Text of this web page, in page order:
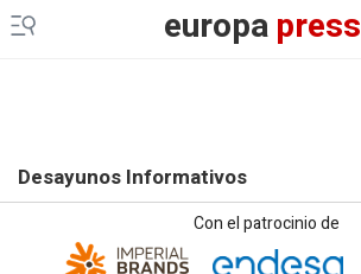
europapress
Desayunos Informativos
Con el patrocinio de